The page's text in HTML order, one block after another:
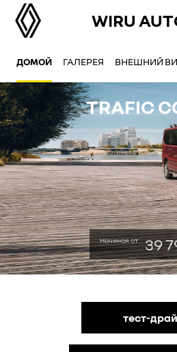
WIRU
ДОМОЙ ГАЛЕРЕЯ ВНЕШНИЙ
TRAFIC
Начиная от 39
тест-